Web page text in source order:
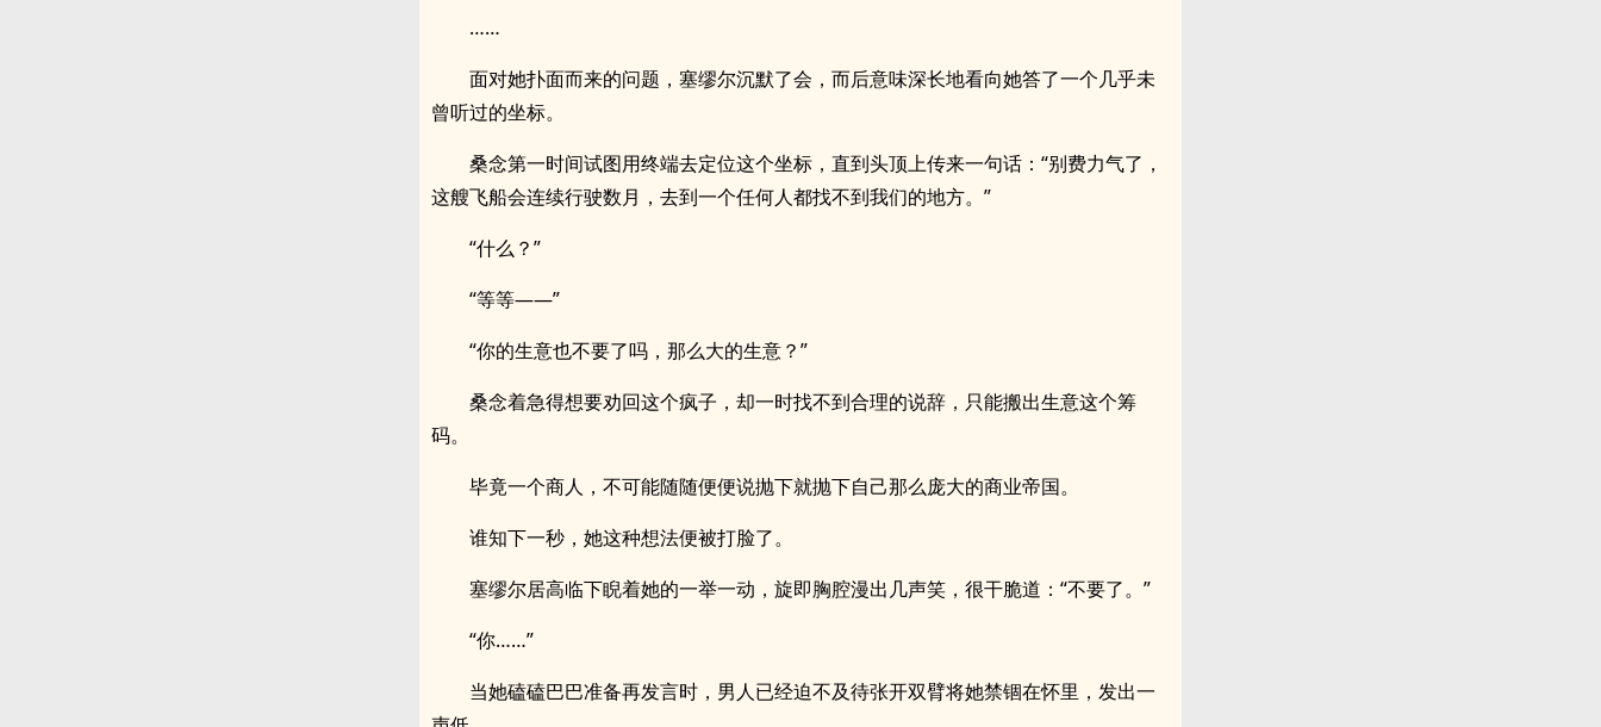
……
面对她扑面而来的问题，塞缪尔沉默了会，而后意味深长地看向她答了一个几乎未
曾听过的坐标。
桑念第一时间试图用终端去定位这个坐标，直到头顶上传来一句话：“别费力气了，
这艘飞船会连续行驶数月，去到一个任何人都找不到我们的地方。”
“什么？”
“等等——”
“你的生意也不要了吗，那么大的生意？”
桑念着急得想要劝回这个疯子，却一时找不到合理的说辞，只能搬出生意这个筹
码。
毕竟一个商人，不可能随随便便说抛下就抛下自己那么庞大的商业帝国。
谁知下一秒，她这种想法便被打脸了。
塞缪尔居高临下睨着她的一举一动，旋即胸腔漫出几声笑，很干脆道：“不要了。”
“你……”
当她磕磕巴巴准备再发言时，男人已经迫不及待张开双臂将她禁锢在怀里，发出一